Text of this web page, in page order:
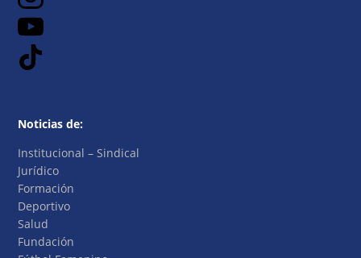
Noticias de:
Institucional – Sindical
Jurídico
Formación
Deportivo
Salud
Fundación